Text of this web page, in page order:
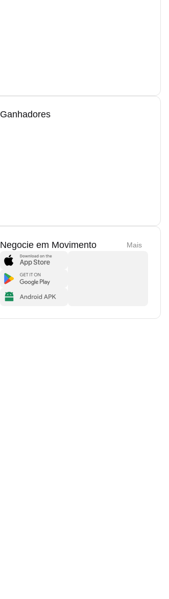
Ganhadores
Negocie em Movimento Mais